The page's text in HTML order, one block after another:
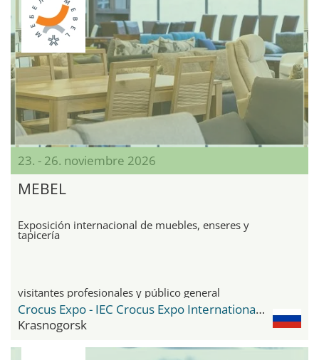
23. - 26. noviembre 2026
MEBEL
Exposición internacional de muebles, enseres y
tapicería
visitantes profesionales y público general
Crocus Expo - IEC Crocus Expo International Exhibition Centre
Krasnogorsk